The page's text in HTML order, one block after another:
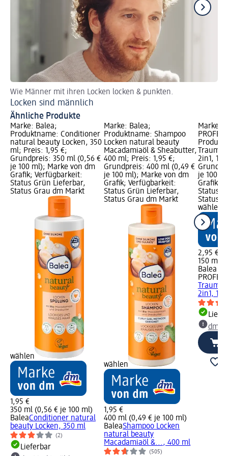
Wie Männer mit ihren Locken locken & punkten.
Locken sind männlich
Ähnliche Produkte
Marke: Balea;
Produktname: Conditioner
natural beauty Locken, 350
ml; Preis: 1,95 €;
Grundpreis: 350 ml (0,56 €
je 100 ml); Marke von dm
Grafik; Verfügbarkeit:
Status Grün Lieferbar,
Status Grau dm Markt
wählen
1,95 €
350 ml (0,56 € je 100 ml)
BaleaConditioner natural
beauty Locken, 350 ml
(2)
Lieferbar
Marke: Balea;
Produktname: Shampoo
Locken natural beauty
Macadamiaöl & Sheabutter,
400 ml; Preis: 1,95 €;
Grundpreis: 400 ml (0,49 €
je 100 ml); Marke von dm
Grafik; Verfügbarkeit:
Status Grün Lieferbar,
Status Grau dm Markt
wählen
1,95 €
400 ml (0,49 € je 100 ml)
BaleaShampoo Locken
natural beauty
Macadamiaöl &..., 400 ml
(505)
Marke:
2in1,
je 100
Grafik;
Status
Status
wählen
2,95 €
150 ml
Balea
2in1,
dm